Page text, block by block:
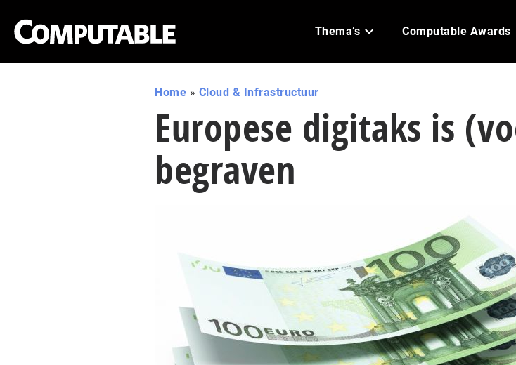
Thema’s Computable Awards
Home » Cloud & Infrastructuur
Europese digitaks is
begraven